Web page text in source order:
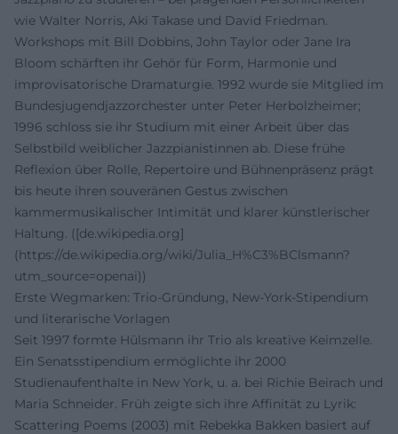
wie Walter Norris, Aki Takase und David Friedman.
Workshops mit Bill Dobbins, John Taylor oder Jane Ira
Bloom schärften ihr Gehör für Form, Harmonie und
improvisatorische Dramaturgie. 1992 wurde sie Mitglied im
Bundesjugendjazzorchester unter Peter Herbolzheimer;
1996 schloss sie ihr Studium mit einer Arbeit über das
Selbstbild weiblicher Jazzpianistinnen ab. Diese frühe
Reflexion über Rolle, Repertoire und Bühnenpräsenz prägt
bis heute ihren souveränen Gestus zwischen
kammermusikalischer Intimität und klarer künstlerischer
Haltung. ([de.wikipedia.org]
(https://de.wikipedia.org/wiki/Julia_H%C3%BClsmann?
utm_source=openai))
Erste Wegmarken: Trio-Gründung, New-York-Stipendium
und literarische Vorlagen
Seit 1997 formte Hülsmann ihr Trio als kreative Keimzelle.
Ein Senatsstipendium ermöglichte ihr 2000
Studienaufenthalte in New York, u. a. bei Richie Beirach und
Maria Schneider. Früh zeigte sich ihre Affinität zu Lyrik:
Scattering Poems (2003) mit Rebekka Bakken basiert auf